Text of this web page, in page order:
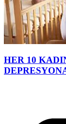
HER 10